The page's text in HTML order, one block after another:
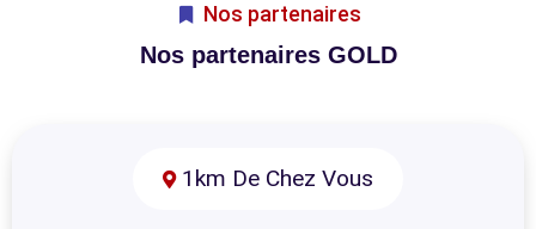
Nos partenaires
Nos partenaires GOLD
1km De Chez Vous